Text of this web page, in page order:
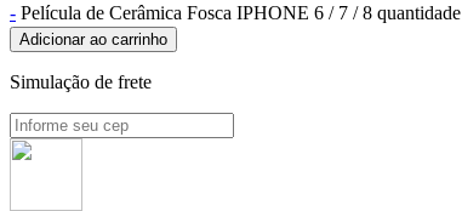
- Película de Cerâmica Fosca IPHONE 6 / 7 / 8 quantidade
Adicionar ao carrinho
Simulação de frete